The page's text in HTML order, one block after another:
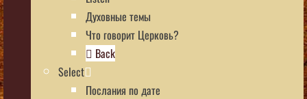
Духовные темы
Что говорит Церковь?
Back
Select
Послания по дате